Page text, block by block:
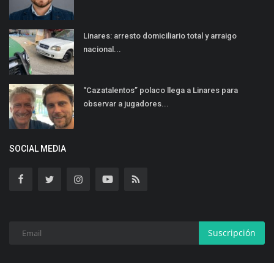
Linares: arresto domiciliario total y arraigo
nacional...
“Cazatalentos” polaco llega a Linares para
observar a jugadores...
SOCIAL MEDIA
Suscripción